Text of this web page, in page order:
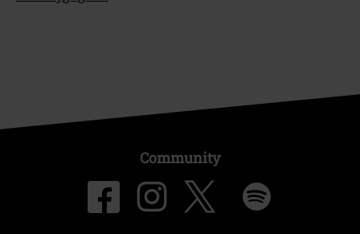
Community